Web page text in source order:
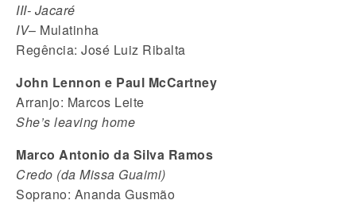
III- Jacaré
IV– Mulatinha
Regência: José Luiz Ribalta
John Lennon e Paul McCartney
Arranjo: Marcos Leite
She’s leaving home
Marco Antonio da Silva Ramos
Credo (da Missa Guaimi)
Soprano: Ananda Gusmão